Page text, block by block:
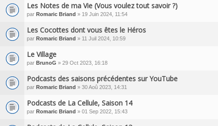
Les Notes de ma Vie (Vous voulez tout savoir ?)
par Romaric Briand » 19 Juin 2024, 11:54
Les Cocottes dont vous êtes le Héros
par Romaric Briand » 11 Juil 2024, 10:59
Le Village
par BrunoG » 29 Oct 2023, 16:18
Podcasts des saisons précédentes sur YouTube
par Romaric Briand » 30 Aoû 2023, 14:31
Podcasts de La Cellule, Saison 14
par Romaric Briand » 01 Sep 2022, 15:43